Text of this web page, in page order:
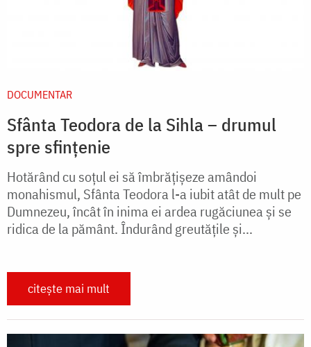
DOCUMENTAR
Sfânta Teodora de la Sihla – drumul
spre sfințenie
Hotărând cu soțul ei să îmbrățișeze amândoi
monahismul, Sfânta Teodora l-a iubit atât de mult pe
Dumnezeu, încât în inima ei ardea rugăciunea și se
ridica de la pământ. Îndurând greutățile și...
citește mai mult